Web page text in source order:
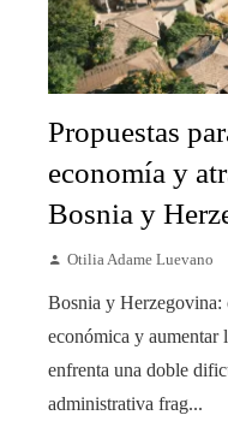
Propuestas
economía y
Bosnia y
Otilia Adame Luevano
Bosnia y Herzegovina:
económica y
enfrenta una doble
administrativa frag...